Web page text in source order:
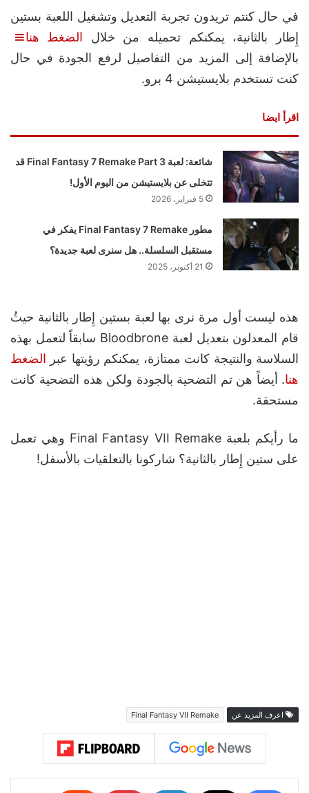
في حال كنتم تريدون تجربة التعديل وتشغيل اللعبة بستين
إِطار بالثانية، يمكنكم تحميله من خلال الضغط هنا
بالإضافة إلى المزيد من التفاصيل لرفع الجودة في حال
كنت تستخدم بلايستيشن 4 برو.
اقرأ ايضا
شائعة: لعبة Final Fantasy 7 Remake Part 3 قد
تتخلى عن بلايستيشن من اليوم الأول!
5 فبراير، 2026
مطور Final Fantasy 7 Remake يفكر في
مستقبل السلسلة.. هل سنرى لعبة جديدة؟
21 أكتوبر، 2025
هذه ليست أول مرة نرى بها لعبة بستين إِطار بالثانية حيثُ
قام المعدلون بتعديل لعبة Bloodbrone سابقاً لتعمل بهذه
السلاسة والنتيجة كانت ممتازة، يمكنكم رؤيتها عبر الضغط
هنا. أيضاً هن تم التضحية بالجودة ولكن هذه التضحية كانت
مستحقة.
ما رأيكم بلعبة Final Fantasy VII Remake وهي تعمل
على ستين إِطار بالثانية؟ شاركونا بالتعلقيات بالأسفل!
اعرف المزيد عن Final Fantasy VII Remake